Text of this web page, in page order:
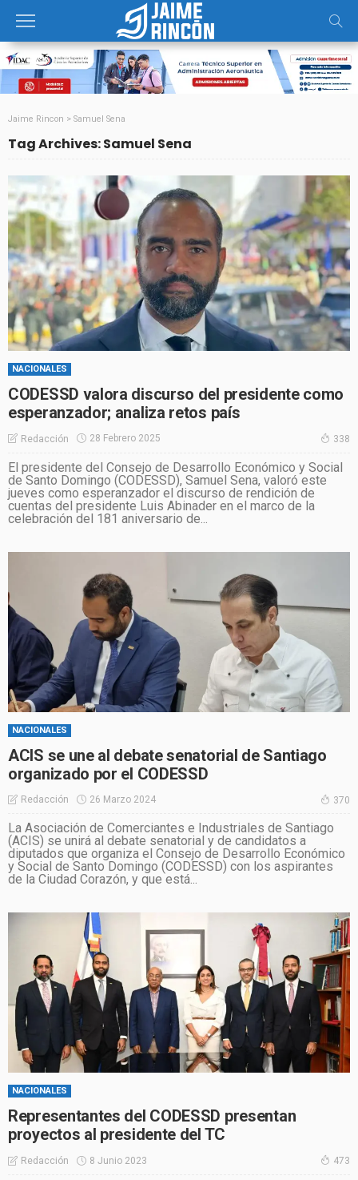
Jaime Rincon > Samuel Sena
Tag Archives: Samuel Sena
NACIONALES
CODESSD valora discurso del presidente como
esperanzador; analiza retos país
Redacción 28 Febrero 2025 338
El presidente del Consejo de Desarrollo Económico y Social
de Santo Domingo (CODESSD), Samuel Sena, valoró este
jueves como esperanzador el discurso de rendición de
cuentas del presidente Luis Abinader en el marco de la
celebración del 181 aniversario de...
NACIONALES
ACIS se une al debate senatorial de Santiago
organizado por el CODESSD
Redacción 26 Marzo 2024 370
La Asociación de Comerciantes e Industriales de Santiago
(ACIS) se unirá al debate senatorial y de candidatos a
diputados que organiza el Consejo de Desarrollo Económico
y Social de Santo Domingo (CODESSD) con los aspirantes
de la Ciudad Corazón, y que está...
NACIONALES
Representantes del CODESSD presentan
proyectos al presidente del TC
Redacción 8 Junio 2023 473